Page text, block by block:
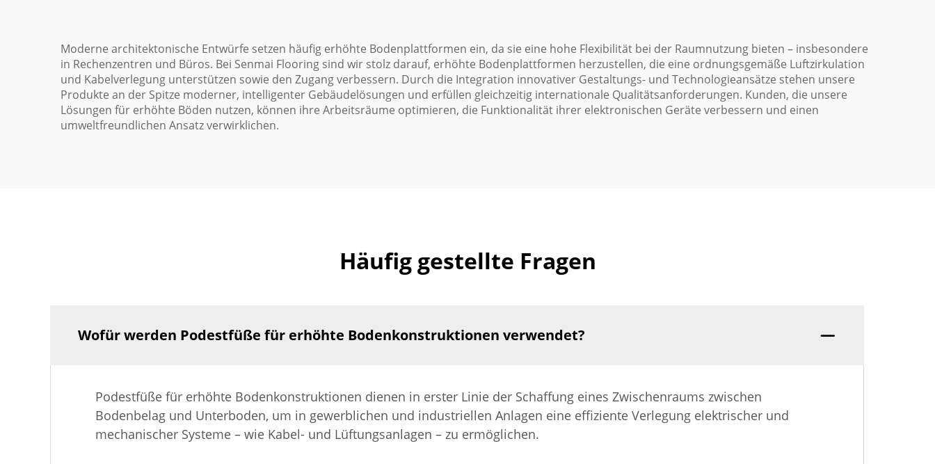
Moderne architektonische Entwürfe setzen häufig erhöhte Bodenplattformen ein, da sie eine hohe Flexibilität bei der Raumnutzung bieten – insbesondere
in Rechenzentren und Büros. Bei Senmai Flooring sind wir stolz darauf, erhöhte Bodenplattformen herzustellen, die eine ordnungsgemäße Luftzirkulation
und Kabelverlegung unterstützen sowie den Zugang verbessern. Durch die Integration innovativer Gestaltungs- und Technologieansätze stehen unsere
Produkte an der Spitze moderner, intelligenter Gebäudelösungen und erfüllen gleichzeitig internationale Qualitätsanforderungen. Kunden, die unsere
Lösungen für erhöhte Böden nutzen, können ihre Arbeitsräume optimieren, die Funktionalität ihrer elektronischen Geräte verbessern und einen
umweltfreundlichen Ansatz verwirklichen.
Häufig gestellte Fragen
Wofür werden Podestfüße für erhöhte Bodenkonstruktionen verwendet?
Podestfüße für erhöhte Bodenkonstruktionen dienen in erster Linie der Schaffung eines Zwischenraums zwischen
Bodenbelag und Unterboden, um in gewerblichen und industriellen Anlagen eine effiziente Verlegung elektrischer und
mechanischer Systeme – wie Kabel- und Lüftungsanlagen – zu ermöglichen.